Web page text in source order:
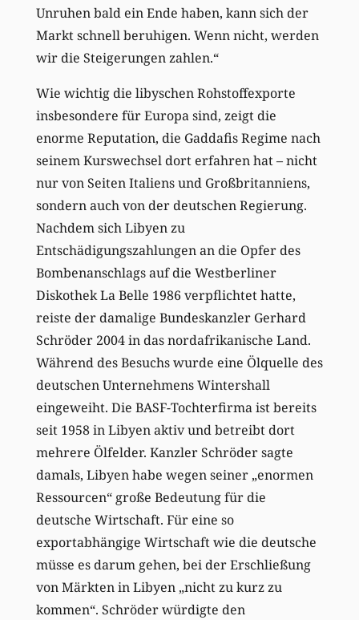
Unruhen bald ein Ende haben, kann sich der
Markt schnell beruhigen. Wenn nicht, werden
wir die Steigerungen zahlen.“
Wie wichtig die libyschen Rohstoffexporte
insbesondere für Europa sind, zeigt die
enorme Reputation, die Gaddafis Regime nach
seinem Kurswechsel dort erfahren hat – nicht
nur von Seiten Italiens und Großbritanniens,
sondern auch von der deutschen Regierung.
Nachdem sich Libyen zu
Entschädigungszahlungen an die Opfer des
Bombenanschlags auf die Westberliner
Diskothek La Belle 1986 verpflichtet hatte,
reiste der damalige Bundeskanzler Gerhard
Schröder 2004 in das nordafrikanische Land.
Während des Besuchs wurde eine Ölquelle des
deutschen Unternehmens Wintershall
eingeweiht. Die BASF-Tochterfirma ist bereits
seit 1958 in Libyen aktiv und betreibt dort
mehrere Ölfelder. Kanzler Schröder sagte
damals, Libyen habe wegen seiner „enormen
Ressourcen“ große Bedeutung für die
deutsche Wirtschaft. Für eine so
exportabhängige Wirtschaft wie die deutsche
müsse es darum gehen, bei der Erschließung
von Märkten in Libyen „nicht zu kurz zu
kommen“. Schröder würdigte den